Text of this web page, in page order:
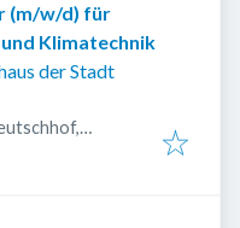
(m/w/d) für
Klimatechnik
der Stadt